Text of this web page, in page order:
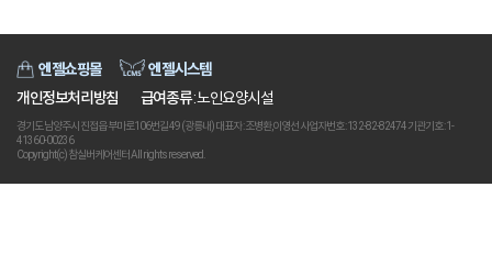
엔젤쇼핑몰
엔젤시스템
개인정보처리방침
급여종류: 노인요양시설
경기도 남양주시 진접읍 부마로106번길 49 (광릉내) 대표자 : 조병환,이영선 사업자번호 : 132-82-82474 기관기호 : 1-
41360-00236
Copyright(c) 참실버케어센터 All rights reserved.